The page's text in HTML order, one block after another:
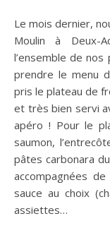
Le mois dernier, nous sommes allés au restaurant Le Vieux
Moulin à Deux-
l’ensemble de
prendre le menu
pris le plateau de
et très bien servi
apéro ! Pour le
saumon,
pâtes carbonara
accompagnées
sauce au choix
assiettes…